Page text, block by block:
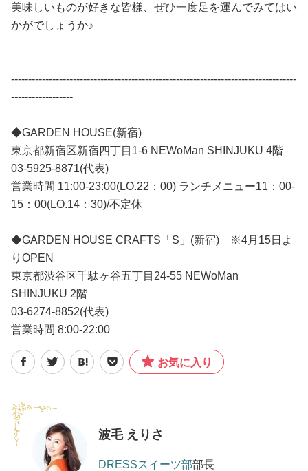
美味しいものが好きな皆様、ぜひ一度足を運んでみてはい
かがでしょうか♪
-----------------------------------------------------------------------------------
------------------
◆GARDEN HOUSE(新宿)
東京都新宿区新宿四丁目1-6 NEWoMan SHINJUKU 4階
03-5925-8871(代表)
営業時間 11:00-23:00(LO.22：00) ランチメニュー11：00-
15：00(LO.14：30)/不定休
◆GARDEN HOUSE CRAFTS「S」(新宿) ※4月15日よ
りOPEN
東京都渋谷区千駄ヶ谷五丁目24-55 NEWoMan
SHINJUKU 2階
03-6274-8852(代表)
営業時間 8:00-22:00
お気に入り
波毛 えりさ
DRESSスイーツ部部長